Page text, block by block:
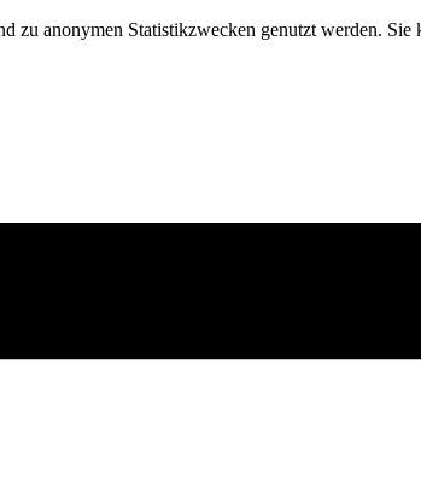
anonymen Statistikzwecken genutzt werden.